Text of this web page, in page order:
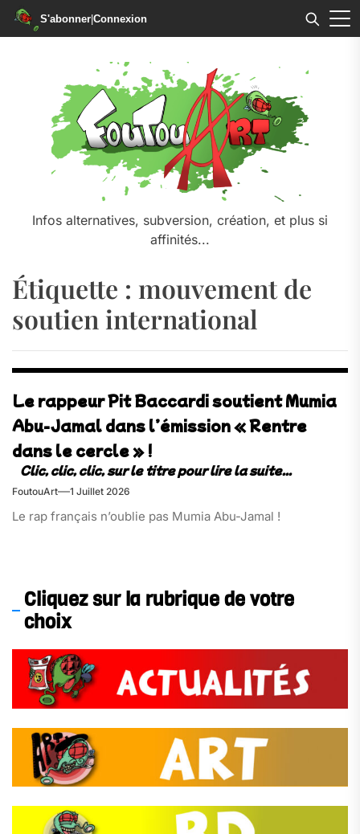
S'abonner|Connexion
Infos alternatives, subversion, création, et plus si
affinités...
Étiquette : mouvement de
soutien international
Le rappeur Pit Baccardi soutient Mumia
Abu-Jamal dans l’émission « Rentre
dans le cercle » !
FoutouArt 1 Juillet 2026
Le rap français n’oublie pas Mumia Abu-Jamal !
Cliquez sur la rubrique de votre
choix